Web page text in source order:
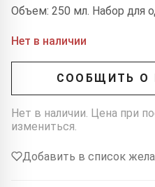
Объем: 250 мл. Набор для
Нет в наличии
СООБЩИТЬ О
Нет в наличии. Цена при
измениться.
Добавить в список